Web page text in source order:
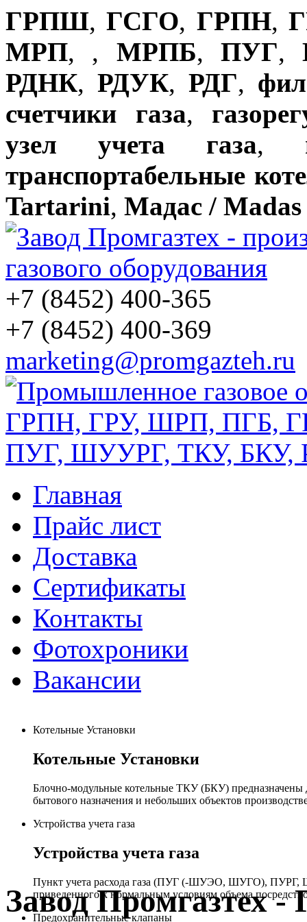
ГРПШ,ГСГО, ГРПН,
МРП, , МРПБ, ПУГ,
РДНК, РДУК, РДГ,
счетчики газа,
узел учета газа,
транспортабельные
Tartarini, Мадас / Madas
+7 (8452) 400-365
+7 (8452) 400-369
marketing@promgazteh.ru
Главная
Прайс лист
Доставка
Сертификаты
Контакты
Фотохроники
Вакансии
Котельные Установки
Котельные Установки
Блочно-модульные котельные ТКУ (БКУ) предназначены
бытового назначения и небольших объектов
Устройства учета газа
Устройства учета газа
Пункт учета расхода газа (ПУГ (-ШУЭО, ШУГО), ПУРГ,
приведенного к нормальным условиям объема
Предохранительные клапаны
Завод